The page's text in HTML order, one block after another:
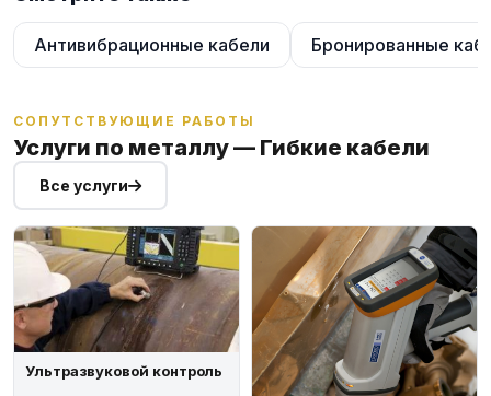
Антивибрационные кабели Бронированные
СОПУТСТВУЮЩИЕ РАБОТЫ
Услуги по металлу — Гибкие кабели
Все услуги
Ультразвуковой контроль